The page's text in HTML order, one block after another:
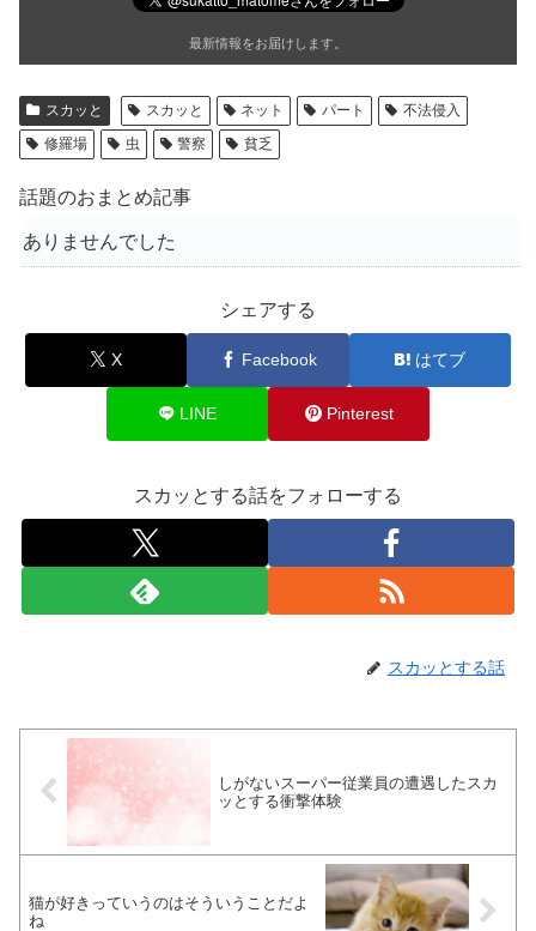
最新情報をお届けします。
スカッと スカッと ネット パート
不法侵入
修羅場
虫 警察 貧乏
話題のおまとめ記事
ありませんでした
シェアする
X Facebook はてブ
LINE Pinterest
スカッとする話をフォローする
スカッとする話
しがないスーパー従業員の遭遇したスカ
ッとする衝撃体験
猫が好きっていうのはそういうことだよ
ね